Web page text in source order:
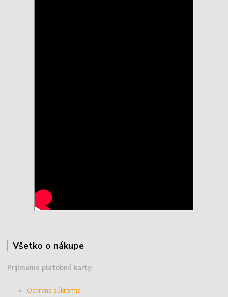
Všetko o nákupe
Prijímame platobné karty:
Ochrana súkromia